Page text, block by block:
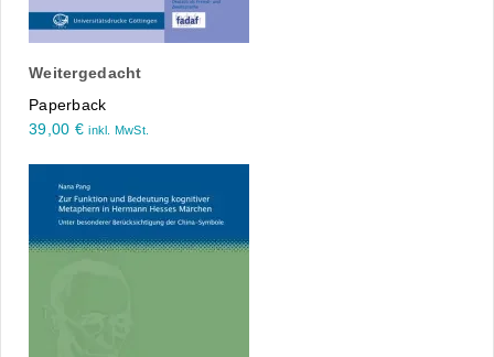
Weitergedacht
Paperback
39,00 € inkl. MwSt.